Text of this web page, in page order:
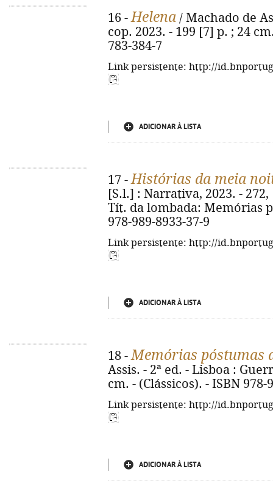
16 -Helena / Machado de
cop. 2023. - 199 [7] p. ; 24
783-384-7
Link persistente: http://
ADICIONAR À LISTA
17 -Histórias da meia
[S.l.] : Narrativa, 2023. -
Tít. da lombada: Memórias
978-989-8933-37-9
Link persistente: http://
ADICIONAR À LISTA
18 -Memórias póstumas
Assis. - 2ª ed. - Lisboa :
cm. - (Clássicos). - ISBN 978-
Link persistente: http://
ADICIONAR À LISTA